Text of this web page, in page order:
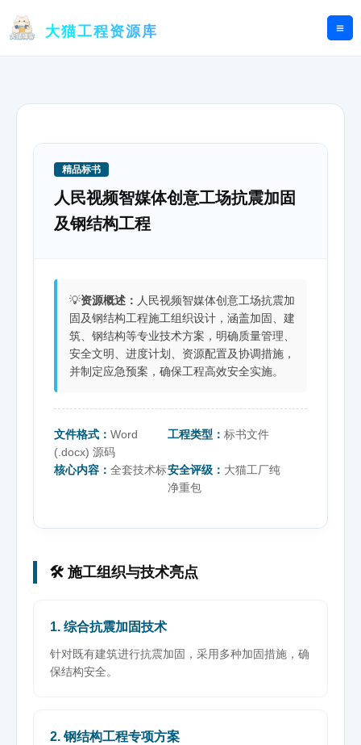
大猫工程资源库
精品标书
人民视频智媒体创意工场抗震加固
及钢结构工程
💡资源概述： 人民视频智媒体创意工场抗震加
固及钢结构工程施工组织设计，涵盖加固、建
筑、钢结构等专业技术方案，明确质量管理、
安全文明、进度计划、资源配置及协调措施，
并制定应急预案，确保工程高效安全实施。
文件格式： Word
(.docx) 源码
工程类型：标书文件
核心内容： 全套技术标安全评级： 大猫工厂纯
净重包
🛠️ 施工组织与技术亮点
1. 综合抗震加固技术
针对既有建筑进行抗震加固，采用多种加固措施，确
保结构安全。
2. 钢结构工程专项方案